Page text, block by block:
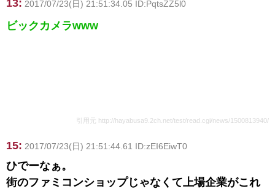
13: 2017/07/23(日) 21:51:34.05 ID:PqtsZZ5l0
ビックカメラwww
引用元 http://hayabusa9.2ch.net/test/read.cgi/news/1500813940/
15: 2017/07/23(日) 21:51:44.61 ID:zEI6EiwT0
ひでーなぁ。
街のファミコンショップじゃなくて上場企業がこれ